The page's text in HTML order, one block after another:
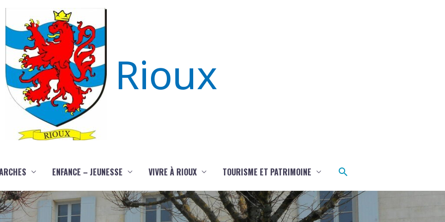
Rioux
ENFANCE – JEUNESSE VIVRE À RIOUX TOURISME ET PATRIMOINE Rechercher